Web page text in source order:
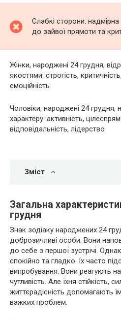
Слабкі сторони: надмірна
до зайвої прямоти та
Жінки, народжені 24 грудня,
якостями: строгість,
емоційність
Чоловіки, народжені 24 грудня,
характеру: активність,
відповідальність, лідерство
Зміст
Загальна
грудня
Знак зодіаку народжених 24
доброзичливі особи. Вони
до себе з першої зустрічі.
спокійно та гладко. Їх часто
випробування. Вони реагують
чутливість. Але їхня стійкість,
життєрадісність допомагають
важких проблем.